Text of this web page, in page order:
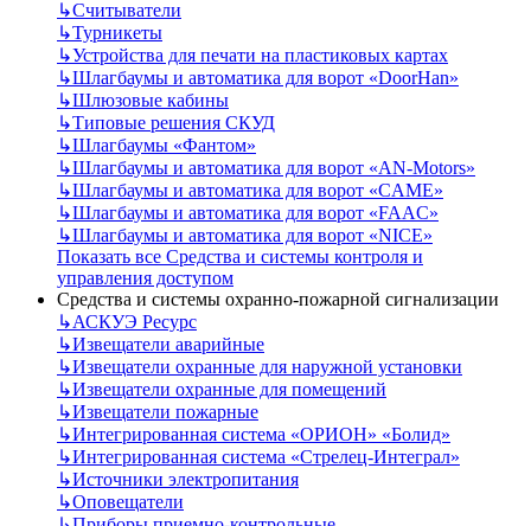
↳Считыватели
↳Турникеты
↳Устройства для печати на пластиковых картах
↳Шлагбаумы и автоматика для ворот «DoorHan»
↳Шлюзовые кабины
↳Типовые решения СКУД
↳Шлагбаумы «Фантом»
↳Шлагбаумы и автоматика для ворот «AN-Motors»
↳Шлагбаумы и автоматика для ворот «CAME»
↳Шлагбаумы и автоматика для ворот «FAAC»
↳Шлагбаумы и автоматика для ворот «NICE»
Показать все Средства и системы контроля и
управления доступом
Средства и системы охранно-пожарной сигнализации
↳АСКУЭ Ресурс
↳Извещатели аварийные
↳Извещатели охранные для наружной установки
↳Извещатели охранные для помещений
↳Извещатели пожарные
↳Интегрированная система «ОРИОН» «Болид»
↳Интегрированная система «Стрелец-Интеграл»
↳Источники электропитания
↳Оповещатели